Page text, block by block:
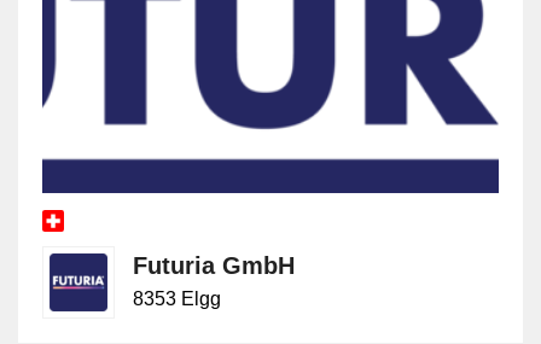
Der Schutzansatz richtet sich deshalb nicht nur auf das
Objekt, sondern auch auf Abläufe und Berechtigungen.
Massnahmen gegen interne und
externe Risiken
Zu den externen Schutzmassnahmen gehören unter
anderem Einbruchschutz, Sicherung von Zugängen,
Perimeterschutz, Kontrollmechanismen bei
Anlieferung und Abholung sowie klare
Futuria GmbH
8353 Elgg